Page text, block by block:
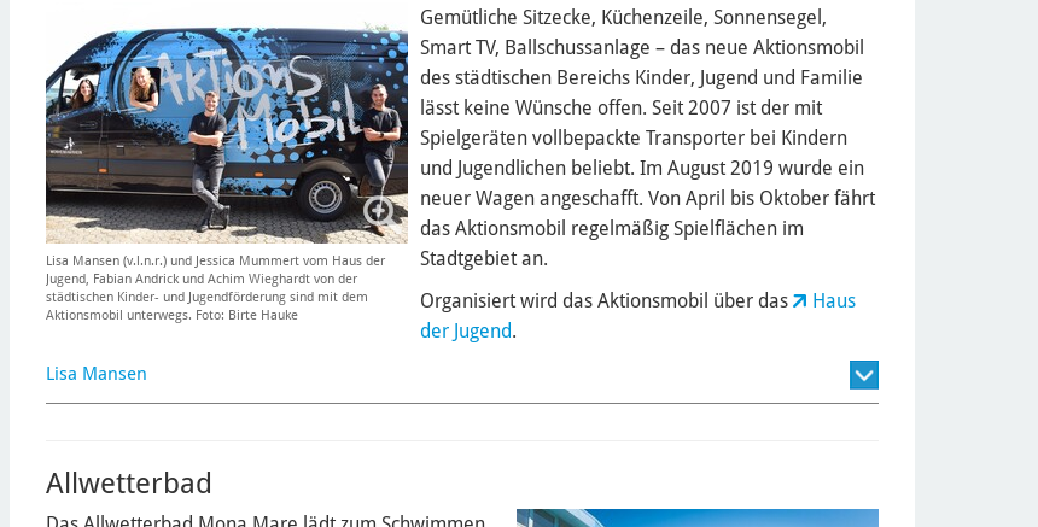
Lisa Mansen (v.l.n.r.) und Jessica Mummert vom Haus der
Jugend, Fabian Andrick und Achim Wieghardt von der
städtischen Kinder- und Jugendförderung sind mit dem
Aktionsmobil unterwegs. Foto: Birte Hauke
Gemütliche Sitzecke, Küchenzeile, Sonnensegel,
Smart TV, Ballschussanlage – das neue Aktionsmobil
des städtischen Bereichs Kinder, Jugend und Familie
lässt keine Wünsche offen. Seit 2007 ist der mit
Spielgeräten vollbepackte Transporter bei Kindern
und Jugendlichen beliebt. Im August 2019 wurde ein
neuer Wagen angeschafft. Von April bis Oktober fährt
das Aktionsmobil regelmäßig Spielflächen im
Stadtgebiet an.
Organisiert wird das Aktionsmobil über das
Haus
der Jugend.
Lisa Mansen
Allwetterbad